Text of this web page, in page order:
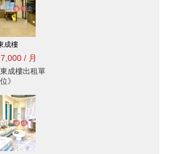
成樓
/ 月
成樓出租單
位》